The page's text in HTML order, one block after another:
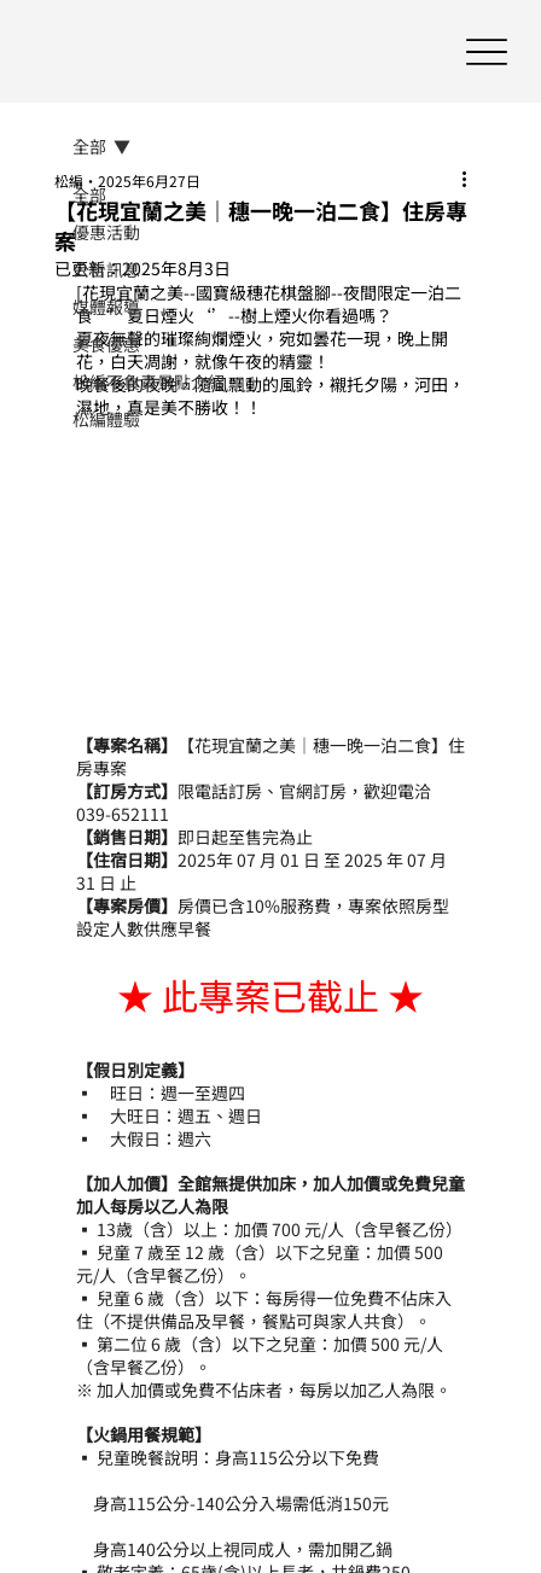
全部
優惠活動
公告訊息
媒體報導
美食優惠
松編不負責景點介紹
松編體驗
全部
【花現宜蘭之美｜穗一晚一泊二食】住房專
案
松編 2025年6月27日
已更新：2025年8月3日
[花現宜蘭之美--國寶級穗花棋盤腳--夜間限定一泊二
食‘’夏日煙火‘’--樹上煙火你看過嗎？
夏夜無聲的璀璨絢爛煙火，宛如曇花一現，晚上開
花，白天凋謝，就像午夜的精靈！
晚餐後的夜晚，隨風飄動的風鈴，襯托夕陽，河田，
濕地，真是美不勝收！！
【專案名稱】
【花現宜蘭之美｜穗一晚一泊二食】住
房專案
【訂房方式】 限電話訂房、官網訂房，歡迎電洽
039-652111
【銷售日期】 即日起至售完為止
【住宿日期】 2025年 07 月 01 日 至 2025 年 07 月
31 日 止
【專案房價】 房價已含10%服務費，專案依照房型
設定人數供應早餐
★ 此專案已截止 ★
【假日別定義】
▪　旺日：週一至週四
▪　大旺日：週五、週日
▪　大假日：週六
【加人加價】全館無提供加床，加人加價或免費兒童
加人每房以乙人為限
▪ 13歲（含）以上：加價 700 元/人（含早餐乙份）
▪ 兒童 7 歲至 12 歲（含）以下之兒童：加價 500
元/人（含早餐乙份）。
▪ 兒童 6 歲（含）以下：每房得一位免費不佔床入
住（不提供備品及早餐，餐點可與家人共食）。
▪ 第二位 6 歲（含）以下之兒童：加價 500 元/人
（含早餐乙份）。
※ 加人加價或免費不佔床者，每房以加乙人為限。
【火鍋用餐規範】
▪ 兒童晚餐說明：身高115公分以下免費
身高115公分-140公分入場需低消150元
身高140公分以上視同成人，需加開乙鍋